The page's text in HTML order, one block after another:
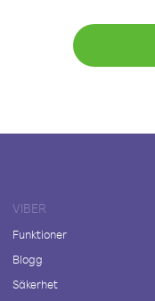
VIBER
Funktioner
Blogg
Säkerhet